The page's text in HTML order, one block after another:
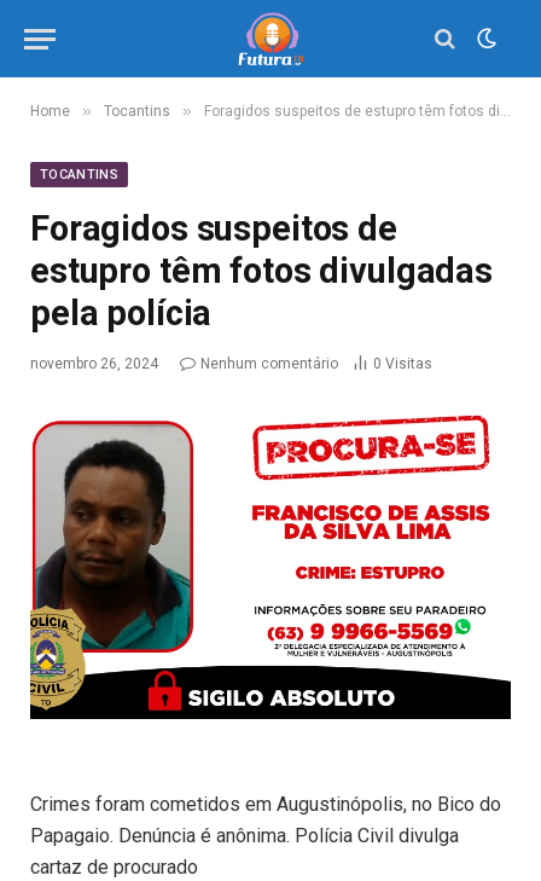
Home » Tocantins » Foragidos suspeitos de estupro têm fotos divulgadas pela polícia
TOCANTINS
Foragidos suspeitos de
estupro têm fotos divulgadas
pela polícia
novembro 26, 2024 Nenhum comentário 0 Visitas
Crimes foram cometidos em Augustinópolis, no Bico do
Papagaio. Denúncia é anônima. Polícia Civil divulga
cartaz de procurado